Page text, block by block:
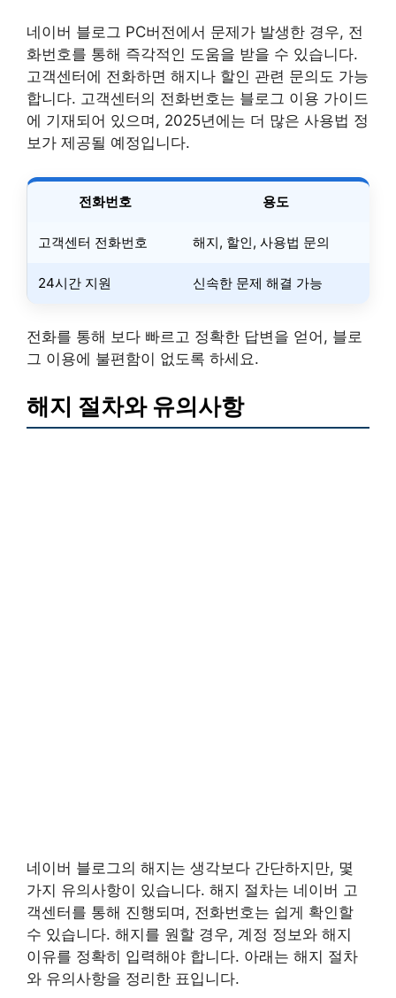
네이버 블로그 PC버전에서 문제가 발생한 경우, 전
화번호를 통해 즉각적인 도움을 받을 수 있습니다.
고객센터에 전화하면 해지나 할인 관련 문의도 가능
합니다. 고객센터의 전화번호는 블로그 이용 가이드
에 기재되어 있으며, 2025년에는 더 많은 사용법 정
보가 제공될 예정입니다.
전화번호 용도
고객센터 전화번호 해지, 할인, 사용법 문의
24시간 지원 신속한 문제 해결 가능
전화를 통해 보다 빠르고 정확한 답변을 얻어, 블로
그 이용에 불편함이 없도록 하세요.
해지 절차와 유의사항
네이버 블로그의 해지는 생각보다 간단하지만, 몇
가지 유의사항이 있습니다. 해지 절차는 네이버 고
객센터를 통해 진행되며, 전화번호는 쉽게 확인할
수 있습니다. 해지를 원할 경우, 계정 정보와 해지
이유를 정확히 입력해야 합니다. 아래는 해지 절차
와 유의사항을 정리한 표입니다.